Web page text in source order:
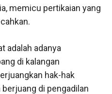
memicu pertikaian yang
adalah adanya
di kalangan
hak-hak
di pengadilan